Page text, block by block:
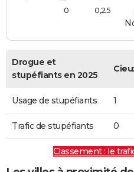
0
0,25
Drogue et
stupéfiants en 2025
Usage de stupéfiants 1
Trafic de stupéfiants 0
Classement : le